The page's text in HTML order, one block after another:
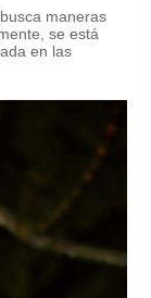
maneras
se está
en las